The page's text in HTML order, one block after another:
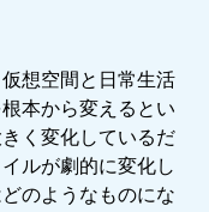
想空間と日常生活
本から変えるとい
く変化しているだ
ルが劇的に変化し
のようなものにな